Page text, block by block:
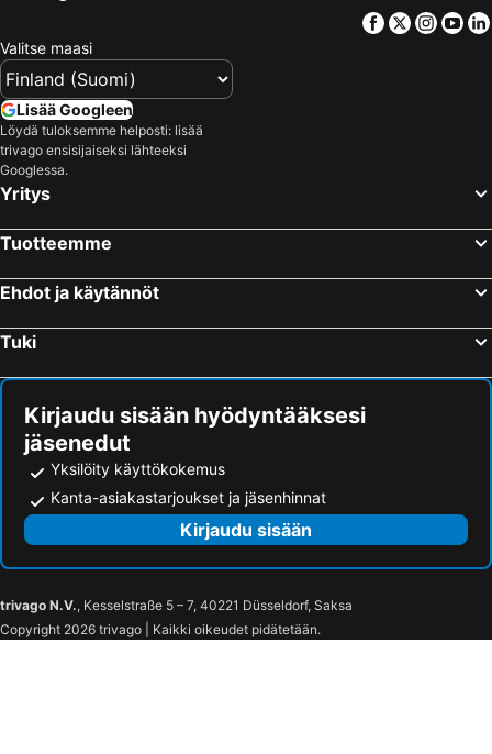
Facebook
Twitter
Valitse maasi
Lisää Googleen
Löydä tuloksemme helposti: lisää
trivago ensisijaiseksi lähteeksi
Googlessa.
Yritys
Tuotteemme
Ehdot ja käytännöt
Tuki
Kirjaudu sisään hyödyntääksesi
jäsenedut
Yksilöity käyttökokemus
Kanta-asiakastarjoukset ja jäsenhinnat
Kirjaudu sisään
trivago N.V., Kesselstraße 5 – 7, 40221 Düsseldorf, Saksa
Copyright 2026 trivago | Kaikki oikeudet pidätetään.